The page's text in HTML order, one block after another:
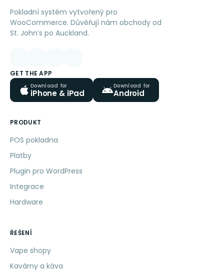
Pokladní systém vytvořený pro
WooCommerce. Důvěřují nám obchody od
St. John’s po Auckland.
GET THE APP
Download for
iPhone & iPad
Download for
Android
PRODUKT
POS pokladna
Platby
Plugin pro WordPress
Integrace
Hardware
ŘEŠENÍ
Vape shopy
Kavárny a káva